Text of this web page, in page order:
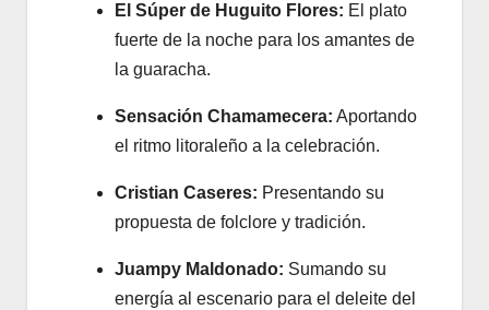
El Súper de Huguito Flores: El plato
fuerte de la noche para los amantes de
la guaracha.
Sensación Chamamecera: Aportando
el ritmo litoraleño a la celebración.
Cristian Caseres: Presentando su
propuesta de folclore y tradición.
Juampy Maldonado: Sumando su
energía al escenario para el deleite del